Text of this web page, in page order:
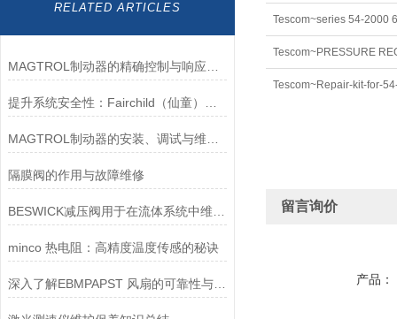
RELATED ARTICLES
隔膜阀的作用与故障维修
minco 热电阻：高精度温度传感的秘诀
深入了解EBMPAPST 风扇的可靠性与耐用性
Tescom~series 54-2000
Tescom~Repair-kit-for-
留言询价
产品：